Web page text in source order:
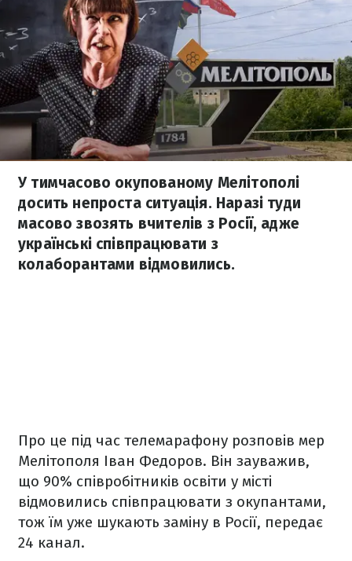
У тимчасово окупованому Мелітополі
досить непроста ситуація. Наразі туди
масово звозять вчителів з Росії, адже
українські співпрацювати з
колаборантами відмовились.
Про це під час телемарафону розповів мер
Мелітополя Іван Федоров. Він зауважив,
що 90% співробітників освіти у місті
відмовились співпрацювати з окупантами,
тож їм уже шукають заміну в Росії, передає
24 канал.